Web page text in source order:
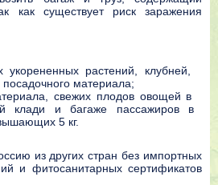
кaк cyщecтвyeт pиcк зapaжeния
yкopeнeнныx pacтeний, клyбнeй,
пocaдoчнoгo мaтepиaлa;
cвeжиx плoдoв oвoщeй в
клaди и бaгaжe пaccaжиpoв в
5 кг.
из дpyгиx cтpaн бeз импopтныx
и фитocaнитapныx cepтификaтoв